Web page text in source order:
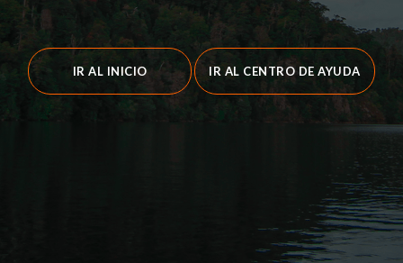
IR AL INICIO IR AL CENTRO DE AYUDA